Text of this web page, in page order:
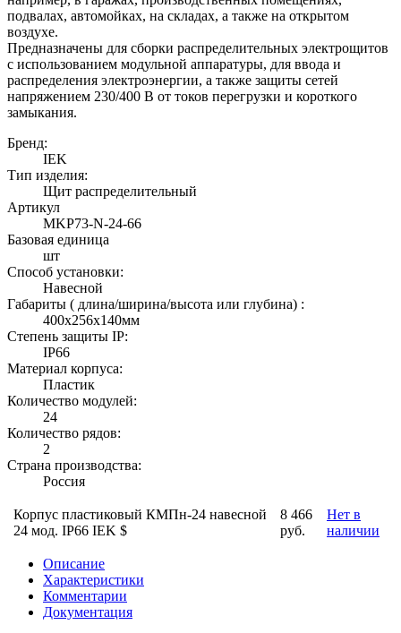
подвалах, автомойках, на складах, а также на открытом
воздухе.
Предназначены для сборки распределительных электрощитов
с использованием модульной аппаратуры, для ввода и
распределения электроэнергии, а также защиты сетей
напряжением 230/400 В от токов перегрузки и короткого
замыкания.
Бренд:
IEK
Тип изделия:
Щит распределительный
Артикул
MKP73-N-24-66
Базовая единица
шт
Способ установки:
Навесной
Габариты ( длина/ширина/высота или глубина) :
400х256х140мм
Степень защиты IP:
IP66
Материал корпуса:
Пластик
Количество модулей:
24
Количество рядов:
2
Страна производства:
Россия
Корпус пластиковый КМПн-24 навесной
24 мод. IP66 IEK $
8 466
руб.
Нет в
наличии
Описание
Характеристики
Комментарии
Документация